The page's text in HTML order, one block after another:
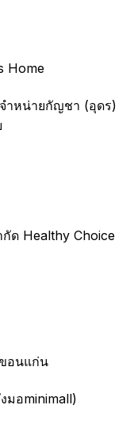
Home
ำหน่ายกัญชา (อุดร)
ด Healthy Choice
อนแก่น
มอminimall)